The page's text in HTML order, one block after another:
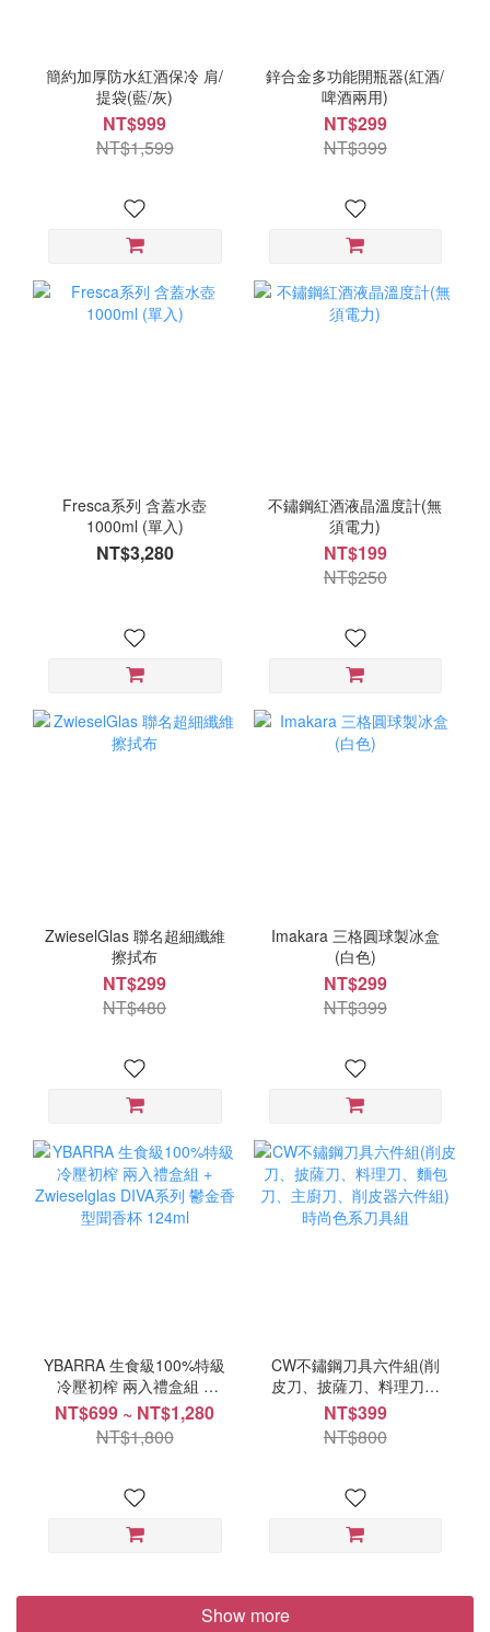
簡約加厚防水紅酒保冷 肩/
提袋(藍/灰)
NT$999
NT$1,599
鋅合金多功能開瓶器(紅酒/
啤酒兩用)
NT$299
NT$399
Fresca系列 含蓋水壺
1000ml (單入)
NT$3,280
不鏽鋼紅酒液晶溫度計(無
須電力)
NT$199
NT$250
ZwieselGlas 聯名超細纖維
擦拭布
NT$299
NT$480
Imakara 三格圓球製冰盒
(白色)
NT$299
NT$399
YBARRA 生食級100%特級
冷壓初榨 兩入禮盒組 +
Zwieselglas DIVA系列 鬱
金香型聞香杯 124ml
NT$699 ~ NT$1,280
NT$1,800
CW不鏽鋼刀具六件組(削
皮刀、披薩刀、料理刀、
麵包刀、主廚刀、削皮器
六件組)時尚色系刀具組
NT$399
NT$800
Show more